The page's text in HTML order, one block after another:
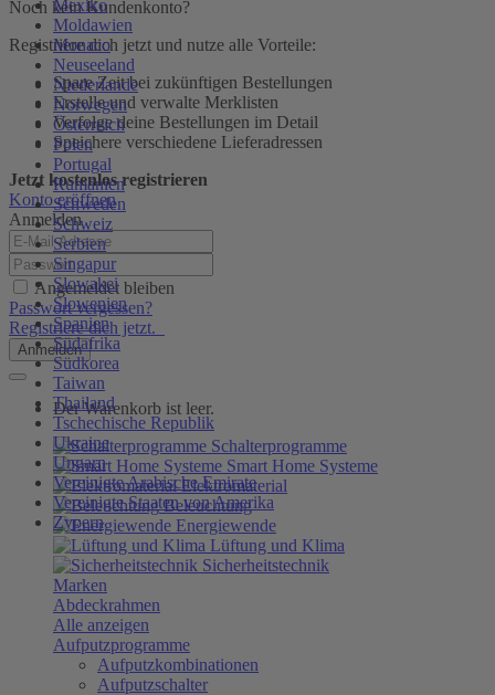
Mexiko
Moldawien
Monaco
Neuseeland
Niederlande
Norwegen
Österreich
Polen
Portugal
Rumänien
Schweden
Schweiz
Serbien
Singapur
Slowakei
Slowenien
Spanien
Südafrika
Südkorea
Taiwan
Thailand
Tschechische Republik
Ukraine
Ungarn
Vereinigte Arabische Emirate
Vereinigte Staaten von Amerika
Zypern
Noch kein Kundenkonto?
Registriere dich jetzt und nutze alle Vorteile:
Spare Zeit bei zukünftigen Bestellungen
Erstelle und verwalte Merklisten
Verfolge deine Bestellungen im Detail
Speichere verschiedene Lieferadressen
Jetzt kostenlos registrieren
Konto eröffnen
Anmelden
Angemeldet bleiben
Passwort vergessen?
Registriere dich jetzt.
Anmelden
Der Warenkorb ist leer.
Schalterprogramme
Smart Home Systeme
Elektromaterial
Beleuchtung
Energiewende
Lüftung und Klima
Sicherheitstechnik
Marken
Abdeckrahmen
Alle anzeigen
Aufputzprogramme
Aufputzkombinationen
Aufputzschalter